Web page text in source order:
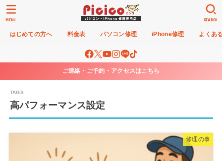
はじめての方へ 料金表 パソコン修理 iPhone修理 よくあ
SEARCH
MENU
ご連絡・ご予約・アクセスはこちら
高パフォーマンス設定
修理の事